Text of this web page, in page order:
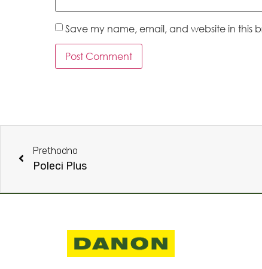
Save my name, email, and website in this
Prethodno
Poleci Plus